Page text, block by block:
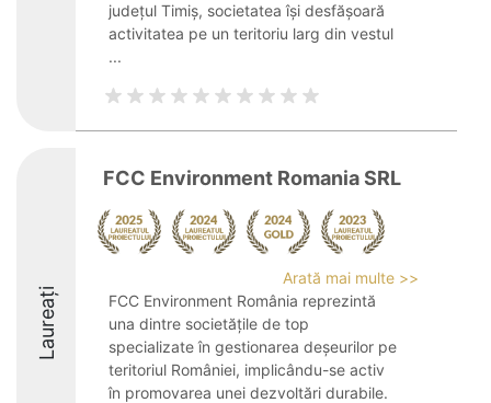
județul Timiș, societatea își desfășoară
activitatea pe un teritoriu larg din vestul
...
Laureați
FCC Environment Romania SRL
Arată mai multe >>
FCC Environment România reprezintă
una dintre societățile de top
specializate în gestionarea deșeurilor pe
teritoriul României, implicându-se activ
în promovarea unei dezvoltări durabile.